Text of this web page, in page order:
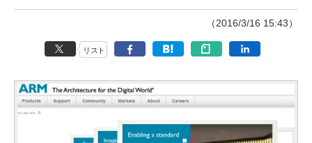
（2016/3/16 15:43）
リスト